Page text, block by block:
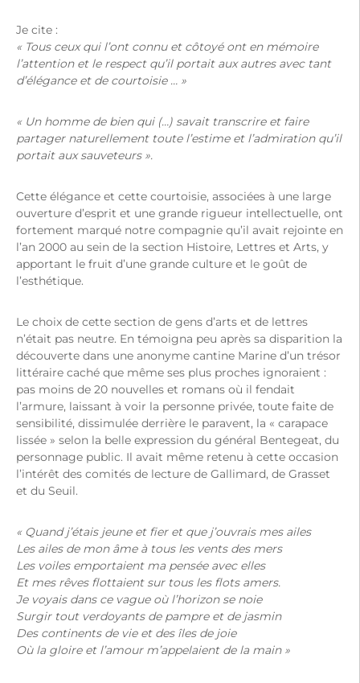
Je cite :
« Tous ceux qui l’ont connu et côtoyé ont en mémoire
l’attention et le respect qu’il portait aux autres avec tant
d’élégance et de courtoisie … »
« Un homme de bien qui (…) savait transcrire et faire
partager naturellement toute l’estime et l’admiration qu’il
portait aux sauveteurs ».
Cette élégance et cette courtoisie, associées à une large
ouverture d’esprit et une grande rigueur intellectuelle, ont
fortement marqué notre compagnie qu’il avait rejointe en
l’an 2000 au sein de la section Histoire, Lettres et Arts, y
apportant le fruit d’une grande culture et le goût de
l’esthétique.
Le choix de cette section de gens d’arts et de lettres
n’était pas neutre. En témoigna peu après sa disparition la
découverte dans une anonyme cantine Marine d’un trésor
littéraire caché que même ses plus proches ignoraient :
pas moins de 20 nouvelles et romans où il fendait
l’armure, laissant à voir la personne privée, toute faite de
sensibilité, dissimulée derrière le paravent, la « carapace
lissée » selon la belle expression du général Bentegeat, du
personnage public. Il avait même retenu à cette occasion
l’intérêt des comités de lecture de Gallimard, de Grasset
et du Seuil.
« Quand j’étais jeune et fier et que j’ouvrais mes ailes
Les ailes de mon âme à tous les vents des mers
Les voiles emportaient ma pensée avec elles
Et mes rêves flottaient sur tous les flots amers.
Je voyais dans ce vague où l’horizon se noie
Surgir tout verdoyants de pampre et de jasmin
Des continents de vie et des îles de joie
Où la gloire et l’amour m’appelaient de la main »